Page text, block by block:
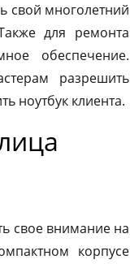
свой многолетний
для ремонта
обеспечение.
разрешить
ноутбук клиента.
свое внимание на
корпусе